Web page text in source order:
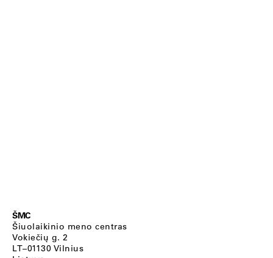
ŠMC
Šiuolaikinio meno centras
Vokiečių g. 2
LT–01130 Vilnius